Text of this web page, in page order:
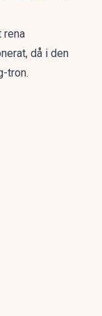
rena
då i den
tron.